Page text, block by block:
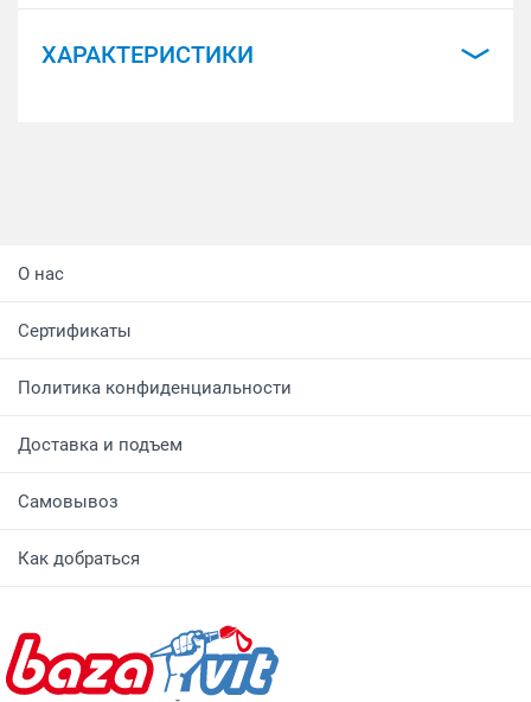
ХАРАКТЕРИСТИКИ
О нас
Сертификаты
Политика конфиденциальности
Доставка и подъем
Самовывоз
Как добраться